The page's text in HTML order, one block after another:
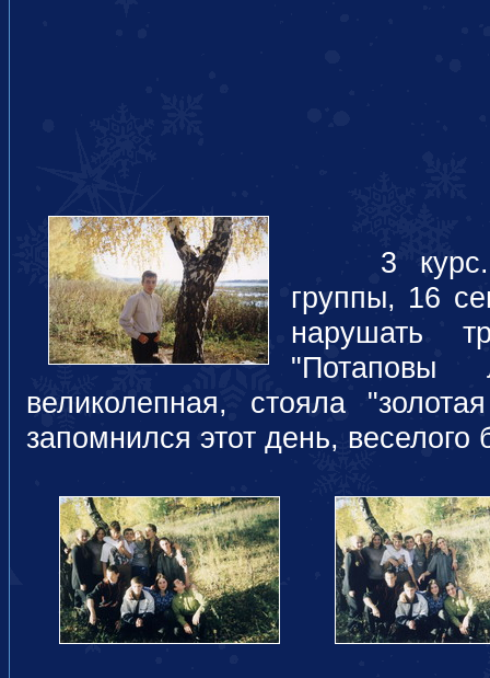
3 курс.
группы, 16
нарушать
"Потаповы
великолепная, стояла
запомнился этот день,